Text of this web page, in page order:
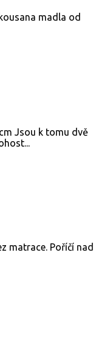
madla od
Jsou k tomu dvě
matrace. Poříčí nad